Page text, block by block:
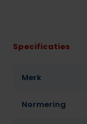
Specificaties
Merk
Normering